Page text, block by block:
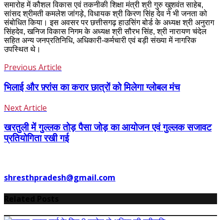
समारोह में कौशल विकास एवं तकनीकी शिक्षा मंत्री श्री गुरु खुशवंत साहेब,
सांसद श्रीमती कमलेश जांगड़े, विधायक श्री किरण सिंह देव ने भी जनता को
संबोधित किया। इस अवसर पर छत्तीसगढ़ हाउसिंग बोर्ड के अध्यक्ष श्री अनुराग
सिंहदेव, खनिज विकास निगम के अध्यक्ष श्री सौरभ सिंह, श्री नारायण चंदेल
सहित अन्य जनप्रतिनिधि, अधिकारी-कर्मचारी एवं बड़ी संख्या में नागरिक
उपस्थित थे।
Previous Article
भिलाई और फ़्रांस का करार छात्रों को मिलेगा ग्लोबल मंच
Next Article
खरतुली में गुल्लक तोड़ पैसा जोड़ का आयोजन एवं गुल्लक सजावट
प्रतियोगिता रखी गई
shresthpradesh@gmail.com